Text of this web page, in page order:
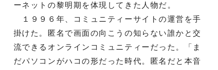
ーネットの黎明期を体現してきた人物だ。
１９９６年、コミュニティーサイトの運営を手
掛けた。匿名で画面の向こうの知らない誰かと交
流できるオンラインコミュニティーだった。「ま
だパソコンがハコの形だった時代。匿名だと本音